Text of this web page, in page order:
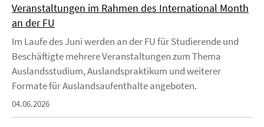
Veranstaltungen im Rahmen des International Month
an der FU
Im Laufe des Juni werden an der FU für Studierende und
Beschäftigte mehrere Veranstaltungen zum Thema
Auslandsstudium, Auslandspraktikum und weiterer
Formate für Auslandsaufenthalte angeboten.
04.06.2026